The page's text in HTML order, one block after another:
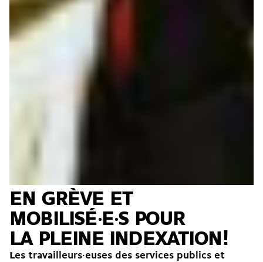
EN GRÈVE ET
MOBILISÉ·E·S POUR
LA PLEINE INDEXATION !
Les travailleurs·euses des services publics et